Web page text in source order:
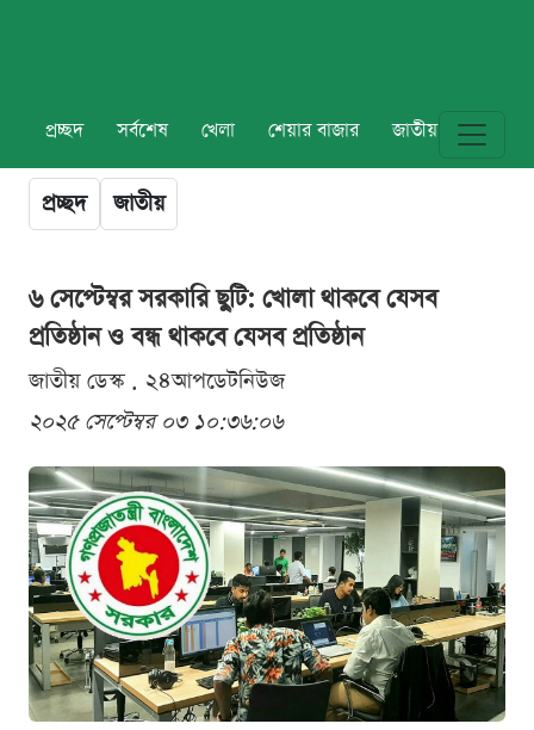
প্রচ্ছদ সর্বশেষ খেলা শেয়ার বাজার জাতীয় বিশ্ব
প্রচ্ছদ জাতীয়
৬ সেপ্টেম্বর সরকারি ছুটি: খোলা থাকবে যেসব
প্রতিষ্ঠান ও বন্ধ থাকবে যেসব প্রতিষ্ঠান
জাতীয় ডেস্ক . ২৪আপডেটনিউজ
২০২৫ সেপ্টেম্বর ০৩ ১০:৩৬:০৬